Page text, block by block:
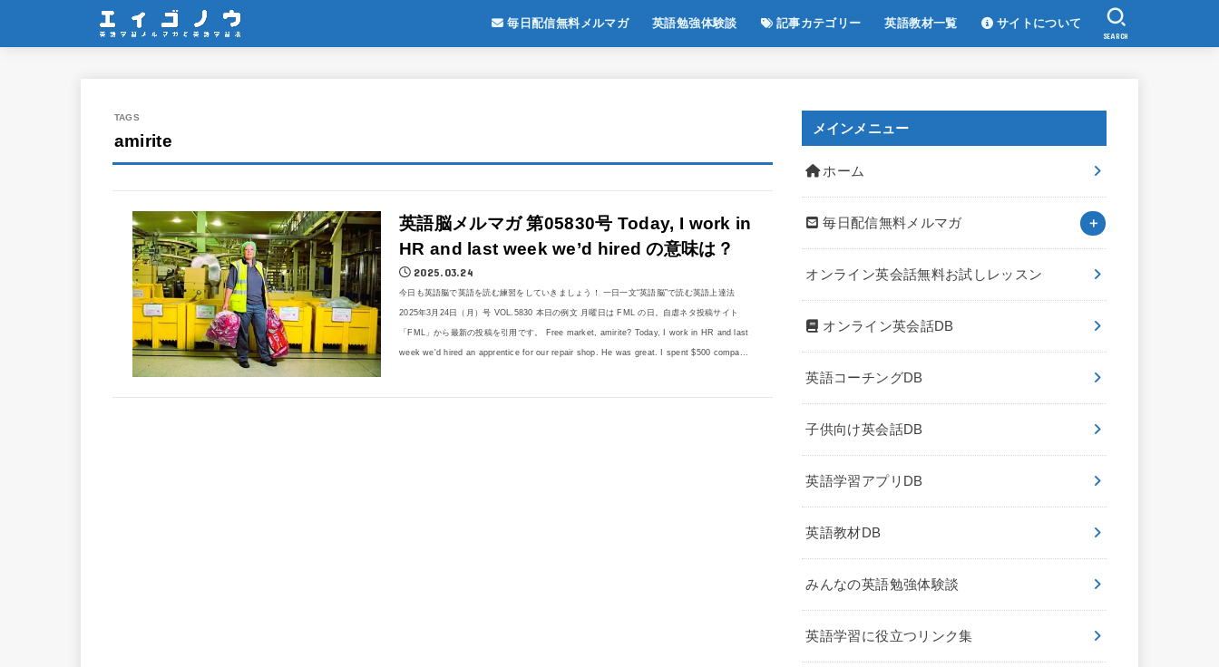
毎日配信無料メルマガ 英語勉強体験談 記事カテゴリー 英語教材一覧 サイトについて
SEARCH
amirite
英語脳メルマガ 第05830号 Today, I work in
HR and last week we’d hired の意味は？
2025.03.24
今日も英語脳で英語を読む練習をしていきましょう！ 一日一文“英語脳”で読む英語上達法
2025年3月24日（月）号 VOL.5830 本日の例文 月曜日は FML の日。自虐ネタ投稿サイト
「FML」から最新の投稿を引用です。 Free market, amirite? Today, I work in HR and last
week we'd hired an apprentice for our repair shop. He was great. I spent $500 compa...
メインメニュー
ホーム
毎日配信無料メルマガ
オンライン英会話無料お試しレッスン
オンライン英会話DB
英語コーチングDB
子供向け英会話DB
英語学習アプリDB
英語教材DB
みんなの英語勉強体験談
英語学習に役立つリンク集